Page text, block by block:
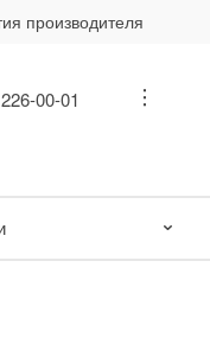
производителя
00-01 ...